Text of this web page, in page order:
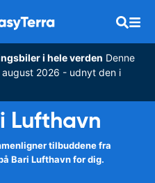
i hele verden Denne
2026 - udnyt den i
Lufthavn
tilbuddene fra
Bari Lufthavn for dig.